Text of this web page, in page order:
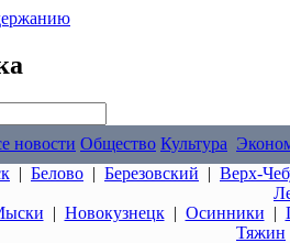
новости Общество Культура
| Белово | Березовский | Верх-
| Новокузнецк| Осинники |
Тяжин